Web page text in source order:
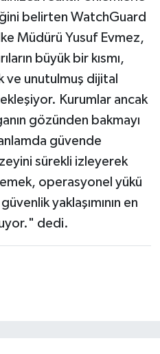
belirten WatchGuard
Müdürü Yusuf Evmez,
büyük bir kısmı,
ve unutulmuş dijital
Kurumlar ancak
gözünden bakmayı
güvende
sürekli izleyerek
operasyonel yükü
yaklaşımının en
dedi.